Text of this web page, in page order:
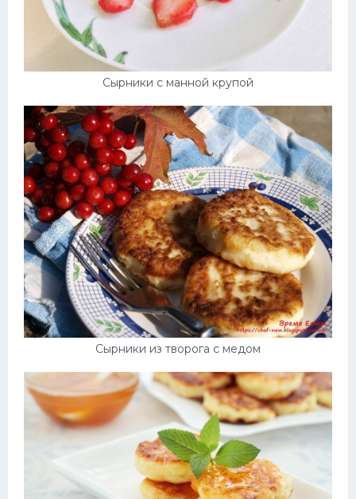
Сырники с манной крупой
Сырники из творога с медом